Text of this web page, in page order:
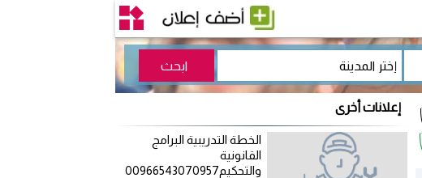
إعلانات أخرى
الخطة التدريبية البرامج
القانونية
والتحكيم00966543070957